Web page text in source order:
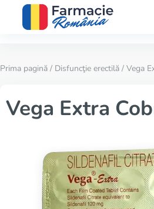
Prima pagină / Disfuncţie erectilă / Vega
Vega Extra